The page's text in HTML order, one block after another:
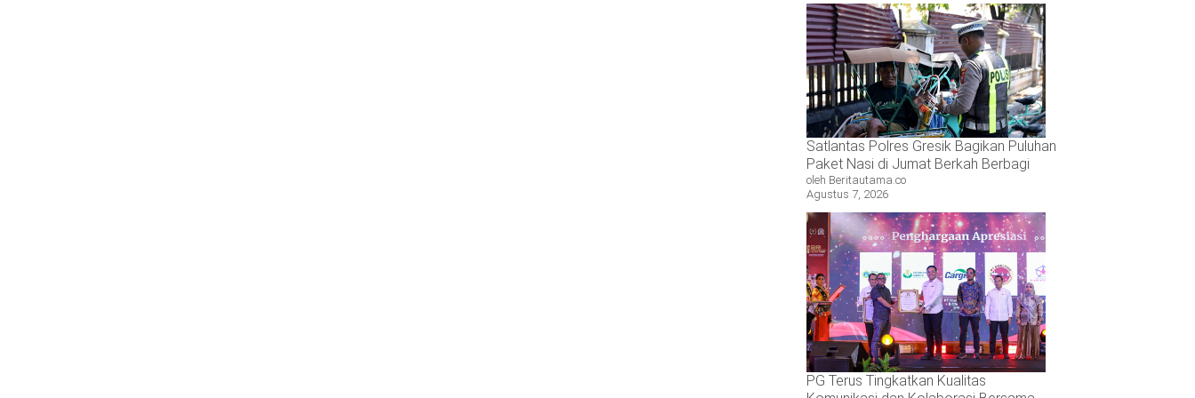
Satlantas Polres Gresik Bagikan Puluhan
Paket Nasi di Jumat Berkah Berbagi
oleh Beritautama.co
Agustus 7, 2026
PG Terus Tingkatkan Kualitas